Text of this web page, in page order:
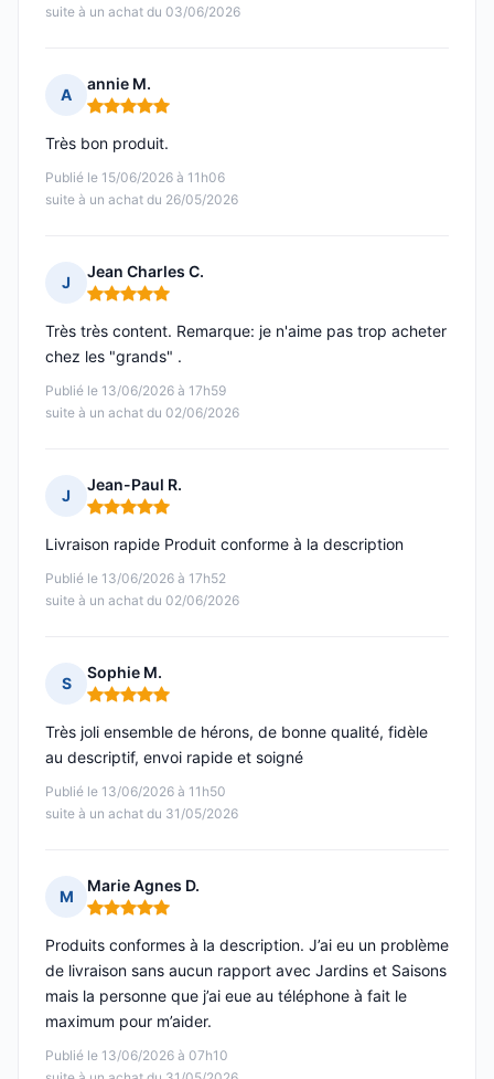
suite à un achat du 03/06/2026
A
annie M.
Note : 5 sur 5
Publié le 15/06/2026 à 11h06
suite à un achat du 26/05/2026
Très bon produit.
J
Jean Charles C.
Note : 5 sur 5
Publié le 13/06/2026 à 17h59
suite à un achat du 02/06/2026
Très très content. Remarque: je n'aime pas trop acheter
chez les "grands" .
J
Jean-Paul R.
Note : 5 sur 5
Publié le 13/06/2026 à 17h52
suite à un achat du 02/06/2026
Livraison rapide Produit conforme à la description
S
Sophie M.
Note : 5 sur 5
Publié le 13/06/2026 à 11h50
suite à un achat du 31/05/2026
Très joli ensemble de hérons, de bonne qualité, fidèle
au descriptif, envoi rapide et soigné
M
Marie Agnes D.
Note : 5 sur 5
Publié le 13/06/2026 à 07h10
Produits conformes à la description. J’ai eu un problème
de livraison sans aucun rapport avec Jardins et Saisons
mais la personne que j’ai eue au téléphone à fait le
maximum pour m’aider.